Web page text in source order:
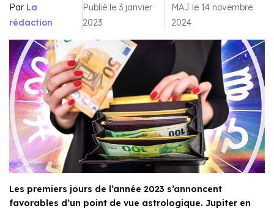
Par La
rédaction
Publié le 3 janvier
2023
MAJ le 14 novembre
2024
Les premiers jours de l’année 2023 s’annoncent
favorables d’un point de vue astrologique. Jupiter en